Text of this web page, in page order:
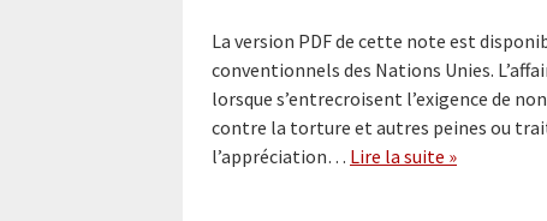
La version PDF de cette note est
conventionnels des Nations Unies.
lorsque s’entrecroisent l’exigence de
contre la torture et autres peines ou
l’appréciation… Lire la suite »